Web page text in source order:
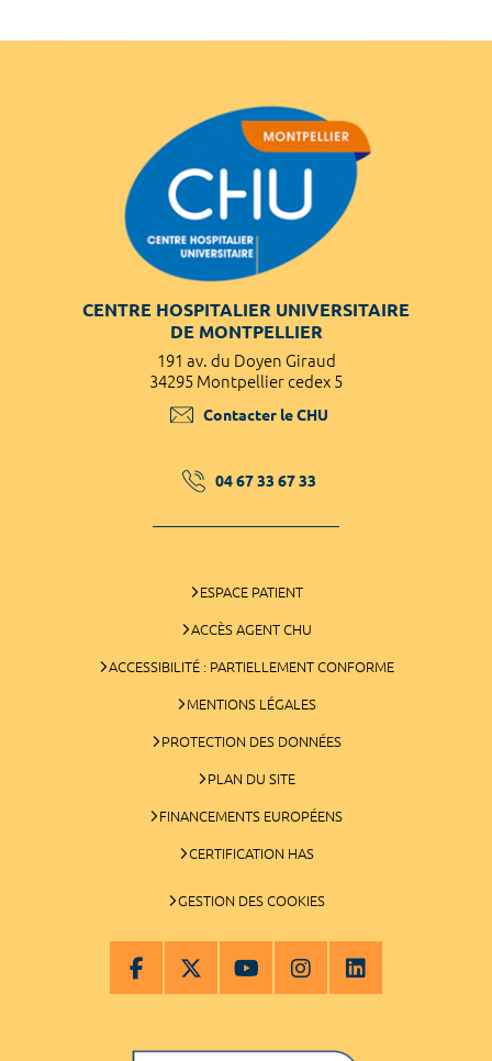
CENTRE HOSPITALIER UNIVERSITAIRE
DE MONTPELLIER
191 av. du Doyen Giraud
34295 Montpellier cedex 5
Contacter le CHU
04 67 33 67 33
ESPACE PATIENT
ACCÈS AGENT CHU
ACCESSIBILITÉ : PARTIELLEMENT CONFORME
MENTIONS LÉGALES
PROTECTION DES DONNÉES
PLAN DU SITE
FINANCEMENTS EUROPÉENS
CERTIFICATION HAS
GESTION DES COOKIES